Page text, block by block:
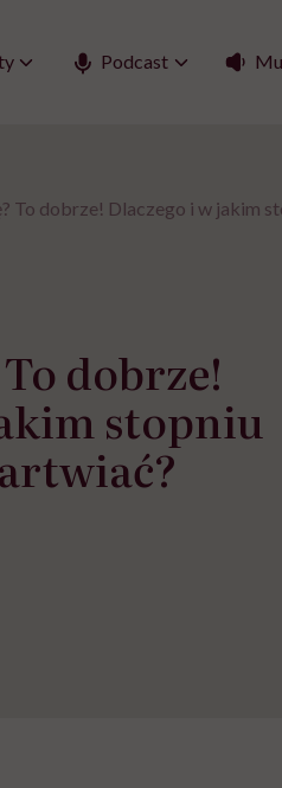
Podcast
To dobrze! Dlaczego i w jakim
dobrze!
stopniu